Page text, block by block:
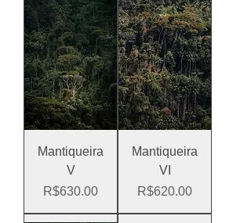
Mantiqueira
V
Price
R$630.00
Mantiqueira
VI
Price
R$620.00